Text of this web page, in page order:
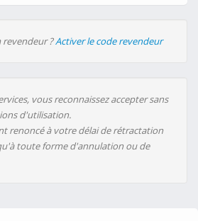
revendeur ?Activer le code revendeur
vous reconnaissez accepter sans
d'utilisation.
renoncé à votre délai de rétractation
toute forme d'annulation ou de